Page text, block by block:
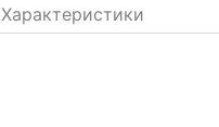
Характеристики